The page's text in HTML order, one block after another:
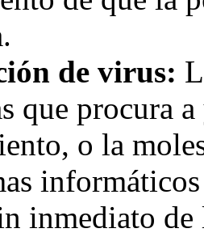
de virus:
que procura
o la
inmediato de